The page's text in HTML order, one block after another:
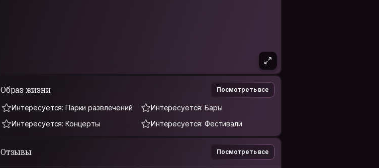
Образ жизни Посмотреть все
Интересуется: Парки развлечений
Интересуется: Бары
Интересуется: Концерты
Интересуется: Фестивали
Отзывы Посмотреть все